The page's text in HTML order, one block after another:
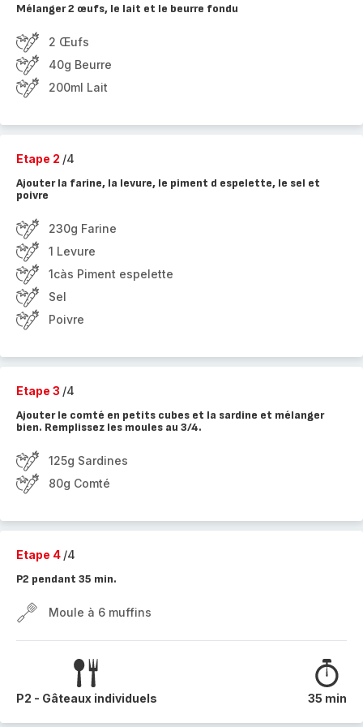
Mélanger 2 œufs, le lait et le beurre fondu
2 Œufs
40g Beurre
200ml Lait
Etape 2 /4
Ajouter la farine, la levure, le piment d espelette, le sel et
poivre
230g Farine
1 Levure
1càs Piment espelette
Sel
Poivre
Etape 3 /4
Ajouter le comté en petits cubes et la sardine et mélanger
bien. Remplissez les moules au 3/4.
125g Sardines
80g Comté
Etape 4 /4
P2 pendant 35 min.
Moule à 6 muffins
P2 - Gâteaux individuels 35 min